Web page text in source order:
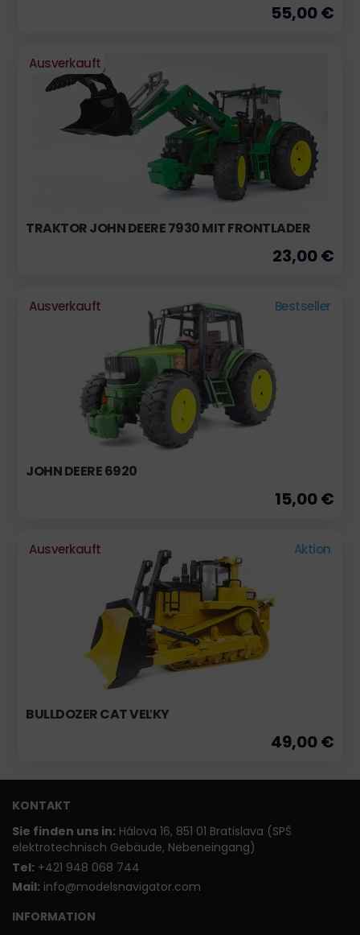
55,00 €
Ausverkauft
TRAKTOR JOHN DEERE 7930 MIT FRONTLADER
23,00 €
Ausverkauft Bestseller
JOHN DEERE 6920
15,00 €
Ausverkauft Aktion
BULLDOZER CAT VEĽKY
49,00 €
KONTAKT
Sie finden uns in: Hálova 16, 851 01 Bratislava (SPŠ
elektrotechnisch Gebäude, Nebeneingang)
Tel: +421 948 068 744
Mail: info@modelsnavigator.com
INFORMATION